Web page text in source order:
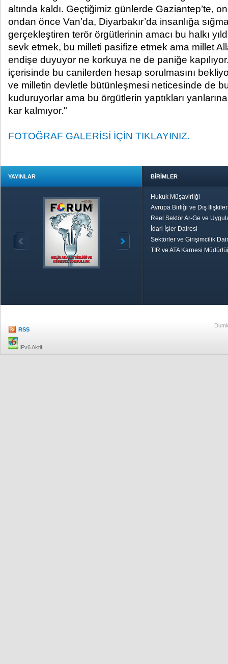
altında kaldı. Geçtiğimiz günlerde Gaziantep’te,
ondan önce Van’da, Diyarbakır’da insanlığa
gerçekleştiren terör örgütlerinin amacı bu halkı
sevk etmek, bu milleti pasifize etmek ama millet
endişe duyuyor ne korkuya ne de paniğe
içerisinde bu canilerden hesap sorulmasını
ve milletin devletle bütünleşmesi neticesinde de
kuduruyorlar ama bu örgütlerin yaptıkları
kar kalmıyor."
FOTOĞRAF GALERİSİ İÇİN TIKLAYINIZ.
YAYINLAR BİRİMLER
Hukuk Müşavirliği
Avrupa Birliği ve Dış
Reel Sektör Ar-Ge ve
İdari İşler Dairesi
Sektörler ve Girişimcilik
TIR ve ATA Karnesi
RSS
IPv6 Aktif